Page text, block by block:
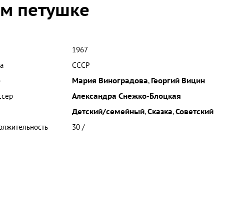
петушке
1967
СССР
Мария Виноградова, Георгий Вицин
Александра Снежко-Блоцкая
Детский/семейный,Сказка,Советский
30 /